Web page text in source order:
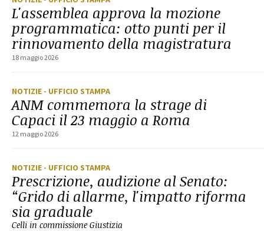
L'assemblea approva la mozione
programmatica: otto punti per il
rinnovamento della magistratura
18 maggio 2026
NOTIZIE - UFFICIO STAMPA
ANM commemora la strage di
Capaci il 23 maggio a Roma
12 maggio 2026
NOTIZIE - UFFICIO STAMPA
Prescrizione, audizione al Senato:
“Grido di allarme, l'impatto riforma
sia graduale
Celli in commissione Giustizia